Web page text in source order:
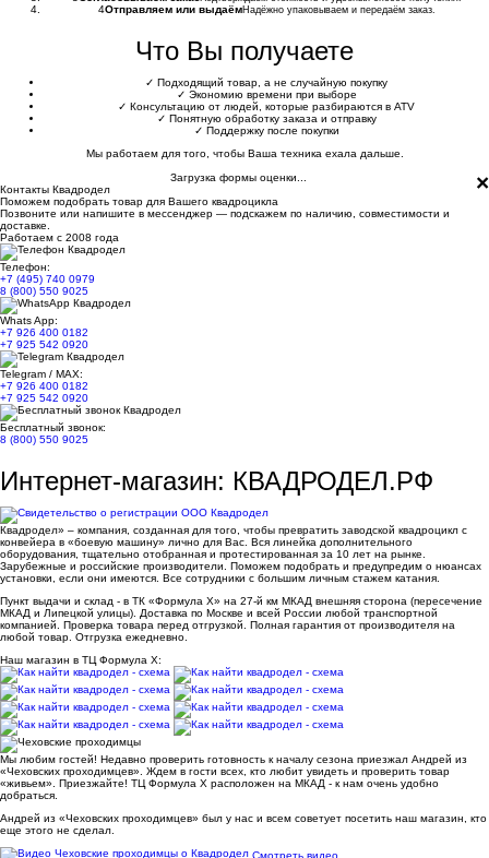
4Отправляем или выдаёмНадёжно упаковываем и передаём заказ.
Что Вы получаете
✓ Подходящий товар, а не случайную покупку
✓ Экономию времени при выборе
✓ Консультацию от людей, которые разбираются в ATV
✓ Понятную обработку заказа и отправку
✓ Поддержку после покупки
Мы работаем для того, чтобы Ваша техника ехала дальше.
×
Загрузка формы оценки...
Контакты Квадродел
Поможем подобрать товар для Вашего квадроцикла
Позвоните или напишите в мессенджер — подскажем по наличию, совместимости и
доставке.
Работаем с 2008 года
Телефон:
+7 (495) 740 0979
8 (800) 550 9025
Whats App:
+7 926 400 0182
+7 925 542 0920
Telegram / MAX:
+7 926 400 0182
+7 925 542 0920
Бесплатный звонок:
8 (800) 550 9025
Интернет-магазин: КВАДРОДЕЛ.РФ
Квадродел» – компания, созданная для того, чтобы превратить заводской квадроцикл с
конвейера в «боевую машину» лично для Вас. Вся линейка дополнительного
оборудования, тщательно отобранная и протестированная за 10 лет на рынке.
Зарубежные и российские производители. Поможем подобрать и предупредим о нюансах
установки, если они имеются. Все сотрудники с большим личным стажем катания.
Пункт выдачи и склад - в ТК «Формула X» на 27-й км МКАД внешняя сторона (пересечение
МКАД и Липецкой улицы). Доставка по Москве и всей России любой транспортной
компанией. Проверка товара перед отгрузкой. Полная гарантия от производителя на
любой товар. Отгрузка ежедневно.
Наш магазин в ТЦ Формула Х:
Мы любим гостей! Недавно проверить готовность к началу сезона приезжал Андрей из
«Чеховских проходимцев». Ждем в гости всех, кто любит увидеть и проверить товар
«живьем». Приезжайте! ТЦ Формула Х расположен на МКАД - к нам очень удобно
добраться.
Андрей из «Чеховских проходимцев» был у нас и всем советует посетить наш магазин, кто
еще этого не сделал.
Смотреть видео